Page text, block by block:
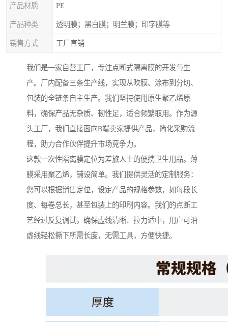
产品材质 PE
产品种类 透明膜；黑白膜；明兰膜；印字膜等
销售方式 工厂直销
我们是一家自营工厂，专注点断式隔离膜的开发与生
产。厂内配备三条生产线，实现从吹膜、涂布到分切、
包装的全链条自主生产。我们坚持使用原生聚乙烯原
料，确保产品无杂质、韧性足，适合频繁取用。作为源
头工厂，我们直接面向B端卖家提供产品，简化采购流
程，助力合作伙伴提升市场竞争力。
这款一次性隔离膜定位为差旅人士的便携卫生用品。薄
膜采用聚乙烯，铺设简单。我们提供灵活的定制服务：
您可以根据销售定位，设定产品的规格参数，如每段长
度、每卷总长，甚至包装上的印刷内容。我们的点断工
艺经过反复调试，确保虚线清晰、拉力适中，用户可沿
虚线轻松撕下所需长度，无需工具，方便快捷。